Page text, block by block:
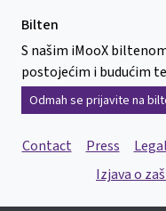
Bilten
S našim iMooX
postojećim i budućim
Odmah se prijavite na
Contact Press
Izjava o